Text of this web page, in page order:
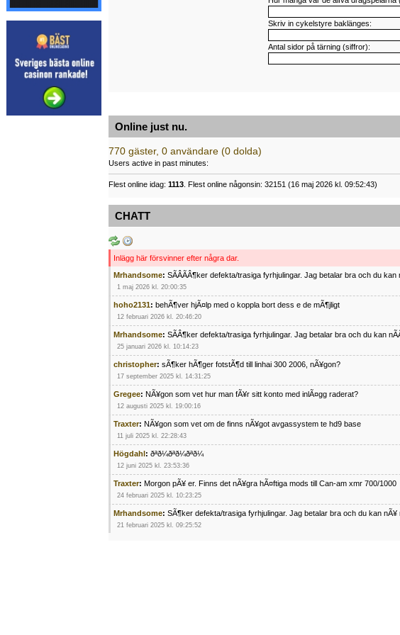
Skriv in cykelstyre baklänges:
Antal sidor på tärning (siffror):
Online just nu.
770 gäster, 0 användare (0 dolda)
Users active in past minutes:
Flest online idag: 1113 . Flest online någonsin: 32151 (16 maj 2026 kl. 09:52:43)
CHATT
Inlägg här försvinner efter några dar.
Mrhandsome: SÃÂÃÂ¶ker defekta/trasiga fyrhjulingar. Jag betalar bra och du kan
1 maj 2026 kl. 20:00:35
hoho2131: behÃ¶ver hjÃ¤lp med o koppla bort dess e de mÃ¶jligt
12 februari 2026 kl. 20:46:20
Mrhandsome: SÃÂ¶ker defekta/trasiga fyrhjulingar. Jag betalar bra och du kan
25 januari 2026 kl. 10:14:23
christopher: sÃ¶ker hÃ¶ger fotstÃ¶d till linhai 300 2006, nÃ¥gon?
17 september 2025 kl. 14:31:25
Gregee: NÃ¥gon som vet hur man fÃ¥r sitt konto med inlÃ¤gg raderat?
12 augusti 2025 kl. 19:00:16
Traxter: NÃ¥gon som vet om de finns nÃ¥got avgassystem te hd9 base
11 juli 2025 kl. 22:28:43
Högdahl: ðªð¼ðªð¼ðªð¼
12 juni 2025 kl. 23:53:36
Traxter: Morgon pÃ¥ er. Finns det nÃ¥gra hÃ¤ftiga mods till Can-am xmr 700/1000
24 februari 2025 kl. 10:23:25
Mrhandsome: SÃ¶ker defekta/trasiga fyrhjulingar. Jag betalar bra och du kan
21 februari 2025 kl. 09:25:52